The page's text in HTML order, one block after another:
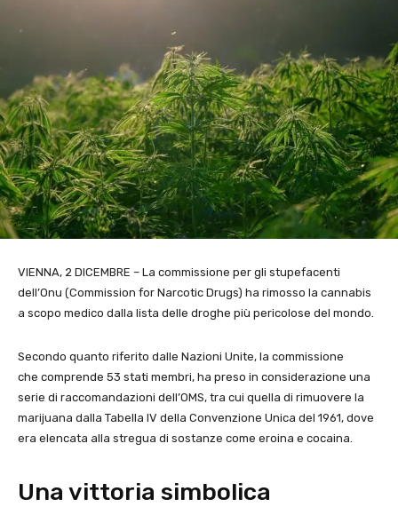
VIENNA, 2 DICEMBRE – La commissione per gli stupefacenti
dell’Onu (Commission for Narcotic Drugs) ha rimosso la cannabis
a scopo medico dalla lista delle droghe più pericolose del mondo.
Secondo quanto riferito dalle Nazioni Unite, la commissione
che comprende 53 stati membri, ha preso in considerazione una
serie di raccomandazioni dell’OMS, tra cui quella di rimuovere la
marijuana dalla Tabella IV della Convenzione Unica del 1961, dove
era elencata alla stregua di sostanze come eroina e cocaina.
Una vittoria simbolica